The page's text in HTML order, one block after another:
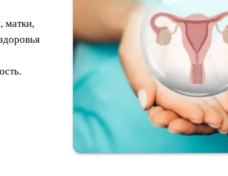
матки,